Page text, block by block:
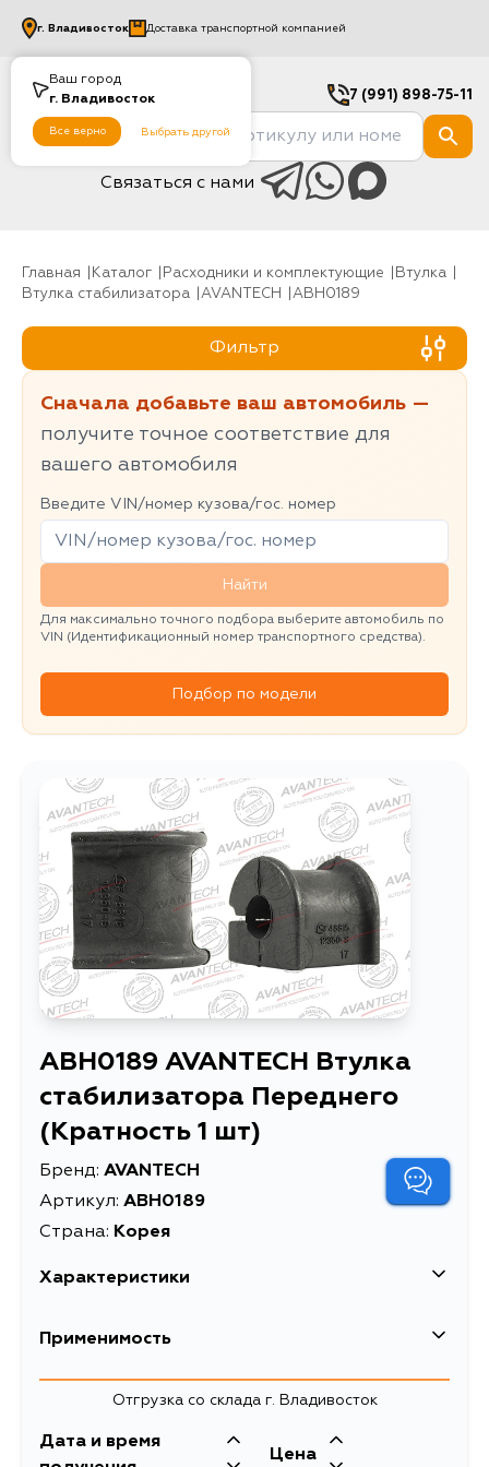
Ваш город
г. Владивосток
Все верно Выбрать другой
г. Владивосток Доставка транспортной компанией
7 (991) 898-75-11
Связаться с нами
Главная Каталог Расходники и комплектующие
Втулка
Втулка стабилизатора
AVANTECH ABH0189
Фильтр
Сначала добавьте ваш автомобиль —
получите точное соответствие для
вашего автомобиля
Введите VIN/номер кузова/гос. номер
Найти
Для максимально точного подбора выберите автомобиль по
VIN (Идентификационный номер транспортного средства).
Подбор по модели
ABH0189 AVANTECH Втулка
стабилизатора Переднего
(Кратность 1 шт)
Бренд: AVANTECH
Артикул: ABH0189
Страна: Корея
Характеристики
EAN-13
Длина упаковки, мм
Масса, кг 0.06
Применимость
Toyota
Кузов Двигатель
Отгрузка со склада г. Владивосток
Дата и время
Цена